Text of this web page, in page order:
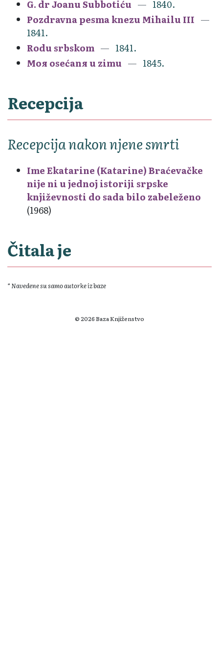
G. dr Joanu Subbotiću
1840.
Pozdravna pesma knezu Mihailu III
1841.
Rodu srbskom
1841.
Moя osećanя u zimu
1845.
Recepcija
Recepcija nakon njene smrti
Ime Ekatarine (Katarine) Braćevačke
nije ni u jednoj istoriji srpske
književnosti do sada bilo zabeleženo
(1968)
Čitala je
* Navedene su samo autorke iz baze
© 2026 Baza Knjiženstvo